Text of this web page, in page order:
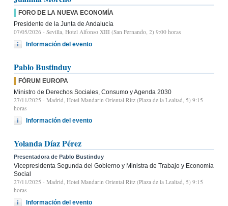
FORO DE LA NUEVA ECONOMÍA
Presidente de la Junta de Andalucía
07/05/2026 - Sevilla, Hotel Alfonso XIII (San Fernando, 2) 9:00 horas
Información del evento
Pablo Bustinduy
FÓRUM EUROPA
Ministro de Derechos Sociales, Consumo y Agenda 2030
27/11/2025 - Madrid, Hotel Mandarin Oriental Ritz (Plaza de la Lealtad, 5) 9:15
horas
Información del evento
Yolanda Díaz Pérez
Presentadora de Pablo Bustinduy
Vicepresidenta Segunda del Gobierno y Ministra de Trabajo y Economía
Social
27/11/2025 - Madrid, Hotel Mandarin Oriental Ritz (Plaza de la Lealtad, 5) 9:15
horas
Información del evento